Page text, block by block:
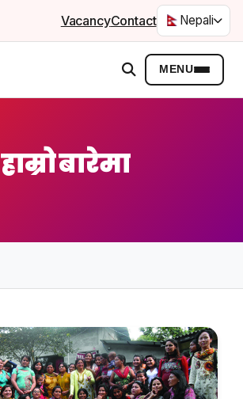
VacancyContact Nepali
MENU
हाम्रो बारेमा